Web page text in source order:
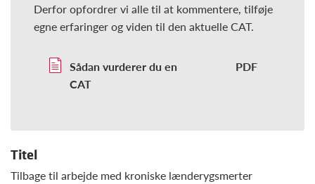
Derfor opfordrer vi alle til at kommentere, tilføje
egne erfaringer og viden til den aktuelle CAT.
Sådan vurderer du en
CAT
Titel
Tilbage til arbejde med kroniske lænderygsmerter